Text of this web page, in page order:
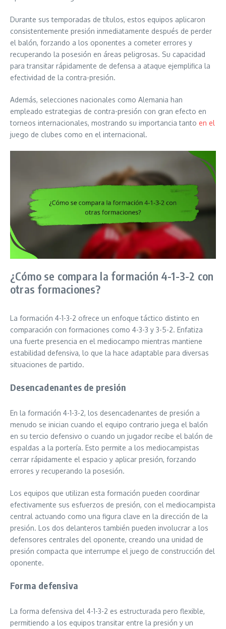
Durante sus temporadas de títulos, estos equipos aplicaron
consistentemente presión inmediatamente después de perder
el balón, forzando a los oponentes a cometer errores y
recuperando la posesión en áreas peligrosas. Su capacidad
para transitar rápidamente de defensa a ataque ejemplifica la
efectividad de la contra-presión.
Además, selecciones nacionales como Alemania han
empleado estrategias de contra-presión con gran efecto en
torneos internacionales, mostrando su importancia tanto en el
juego de clubes como en el internacional.
¿Cómo se compara la formación 4-1-3-2 con
otras formaciones?
La formación 4-1-3-2 ofrece un enfoque táctico distinto en
comparación con formaciones como 4-3-3 y 3-5-2. Enfatiza
una fuerte presencia en el mediocampo mientras mantiene
estabilidad defensiva, lo que la hace adaptable para diversas
situaciones de partido.
Desencadenantes de presión
En la formación 4-1-3-2, los desencadenantes de presión a
menudo se inician cuando el equipo contrario juega el balón
en su tercio defensivo o cuando un jugador recibe el balón de
espaldas a la portería. Esto permite a los mediocampistas
cerrar rápidamente el espacio y aplicar presión, forzando
errores y recuperando la posesión.
Los equipos que utilizan esta formación pueden coordinar
efectivamente sus esfuerzos de presión, con el mediocampista
central actuando como una figura clave en la dirección de la
presión. Los dos delanteros también pueden involucrar a los
defensores centrales del oponente, creando una unidad de
presión compacta que interrumpe el juego de construcción del
oponente.
Forma defensiva
La forma defensiva del 4-1-3-2 es estructurada pero flexible,
permitiendo a los equipos transitar entre la presión y un